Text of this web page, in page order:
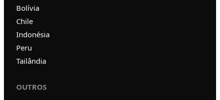
Bolívia
Chile
Indonésia
Peru
Tailândia
OUTROS